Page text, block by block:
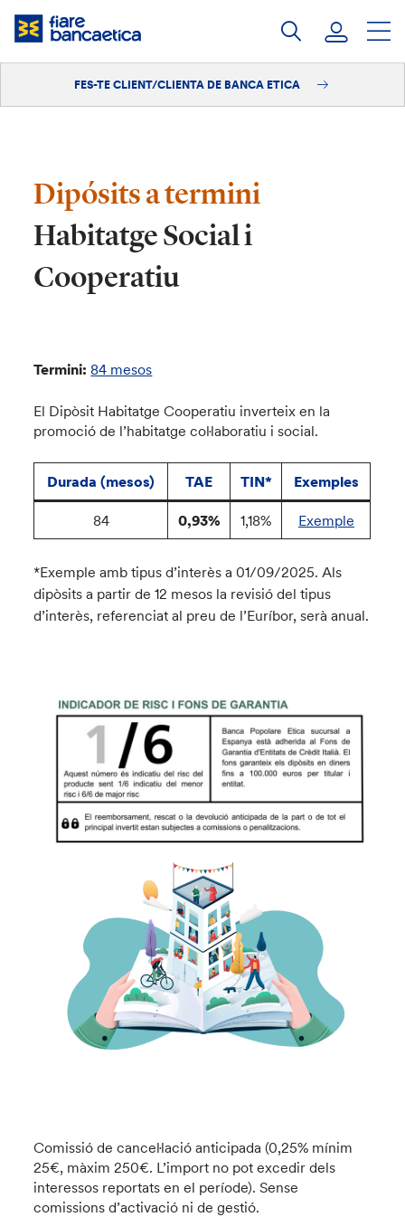
Salta
Iniciar sessióFES-TE CLIENT/CLIENTA DE BANCA ETICA
Dipósits a termini
Habitatge Social i
Cooperatiu
Termini: 84 mesos
El Dipòsit Habitatge Cooperatiu inverteix en la
promoció de l’habitatge col·laboratiu i social.
Durada (mesos) TAE TIN* Exemples
84 0,93% 1,18% Exemple
*Exemple amb tipus d’interès a 01/09/2025. Als
dipòsits a partir de 12 mesos la revisió del tipus
d’interès, referenciat al preu de l’Euríbor, serà anual.
Comissió de cancel·lació anticipada (0,25% mínim
25€, màxim 250€. L’import no pot excedir dels
interessos reportats en el període). Sense
comissions d’activació ni de gestió.